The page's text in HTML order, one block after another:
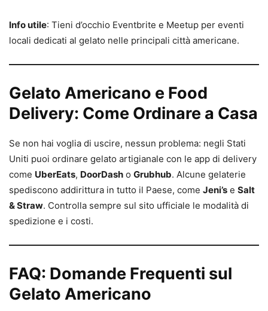
Info utile: Tieni d’occhio Eventbrite e Meetup per eventi
locali dedicati al gelato nelle principali città americane.
Gelato Americano e Food
Delivery: Come Ordinare a Casa
Se non hai voglia di uscire, nessun problema: negli Stati
Uniti puoi ordinare gelato artigianale con le app di delivery
come UberEats, DoorDash o Grubhub. Alcune gelaterie
spediscono addirittura in tutto il Paese, come Jeni’s e Salt
& Straw. Controlla sempre sul sito ufficiale le modalità di
spedizione e i costi.
FAQ: Domande Frequenti sul
Gelato Americano